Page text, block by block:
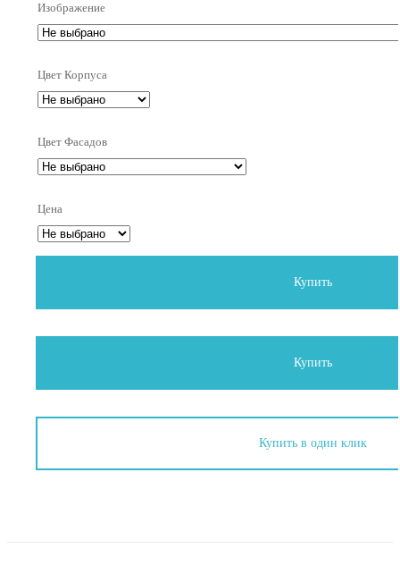
Изображение
Цвет Корпуса
Цвет Фасадов
Цена
Купить
Купить
Купить в один клик